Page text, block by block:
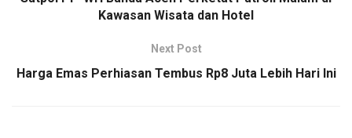
Kawasan Wisata dan Hotel
Next Post
Harga Emas Perhiasan Tembus Rp8 Juta Lebih Hari Ini